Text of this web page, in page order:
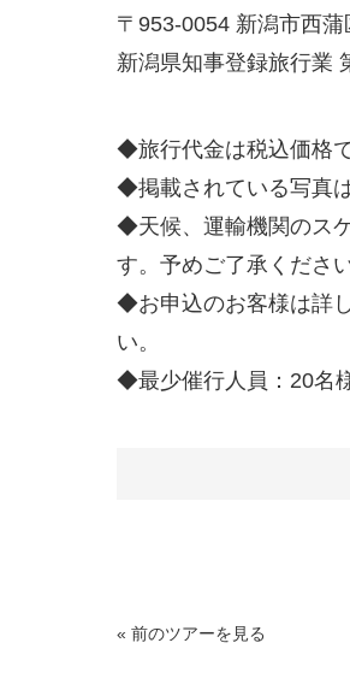
〒953-0054 新潟市西
新潟県知事登録旅行業
◆旅行代金は税込価格で
◆掲載されている写真
◆天候、運輸機関のス
す。予めご了承ください
◆お申込のお客様は詳
い。
◆最少催行人員：20名
« 前のツアーを見る